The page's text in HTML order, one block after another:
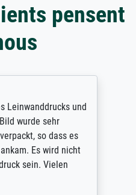
pensent
Leinwanddrucks und
wurde sehr
so dass es
Es wird nicht
sein. Vielen